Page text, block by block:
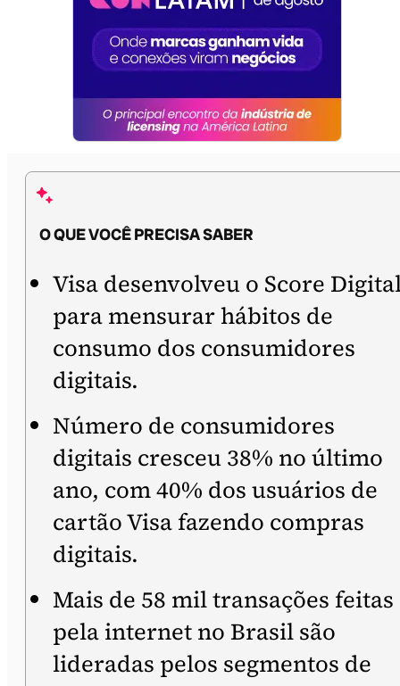
O QUE VOCÊ PRECISA SABER
Visa desenvolveu o Score
para mensurar hábitos de
consumo dos consumidores
digitais.
Número de consumidores
digitais cresceu 38% no último
ano, com 40% dos usuários de
cartão Visa fazendo compras
digitais.
Mais de 58 mil transações feitas
pela internet no Brasil são
lideradas pelos segmentos de